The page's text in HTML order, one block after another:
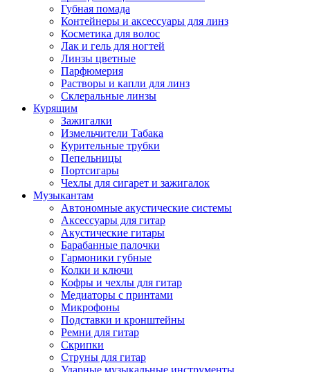
Губная помада
Контейнеры и аксессуары для линз
Косметика для волос
Лак и гель для ногтей
Линзы цветные
Парфюмерия
Растворы и капли для линз
Склеральные линзы
Курящим
Зажигалки
Измельчители Табака
Курительные трубки
Пепельницы
Портсигары
Чехлы для сигарет и зажигалок
Музыкантам
Автономные акустические системы
Аксессуары для гитар
Акустические гитары
Барабанные палочки
Гармоники губные
Колки и ключи
Кофры и чехлы для гитар
Медиаторы с принтами
Микрофоны
Подставки и кронштейны
Ремни для гитар
Скрипки
Струны для гитар
Ударные музыкальные инструменты